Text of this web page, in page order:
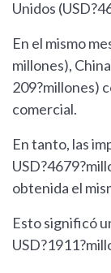
Unidos
En el mismo
millones),
209?millones)
comercial.
En tanto, las
obtenida el
Esto significó